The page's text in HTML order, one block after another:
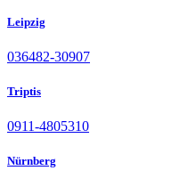
Leipzig
036482-30907
Triptis
0911-4805310
Nürnberg